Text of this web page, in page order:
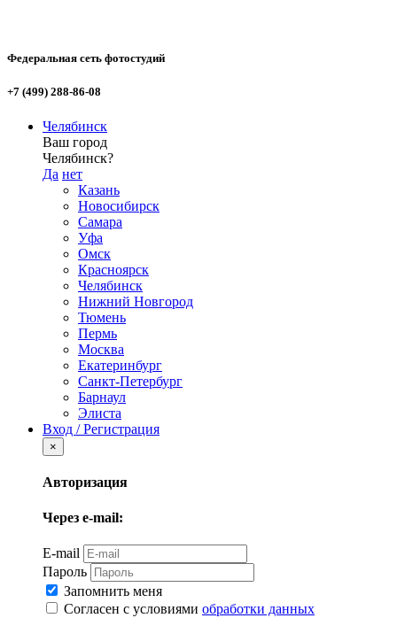
Федеральная сеть фотостудий
+7 (499) 288-86-08
Челябинск
Ваш город
Челябинск?
Да нет
Казань
Новосибирск
Самара
Уфа
Омск
Красноярск
Челябинск
Нижний Новгород
Тюмень
Пермь
Москва
Екатеринбург
Санкт-Петербург
Барнаул
Элиста
Вход / Регистрация
×
Авторизация
Через e-mail:
E-mail
Пароль
Запомнить меня
Согласен с условиями обработки данных